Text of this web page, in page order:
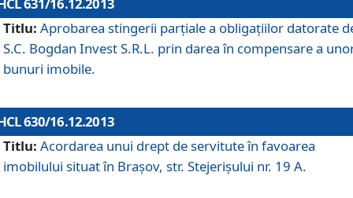
631/16.12.2013
Titlu: Aprobarea stingerii parţiale a obligaţiilor datorate
S.C. Bogdan Invest S.R.L. prin darea în compensare a
bunuri imobile.
630/16.12.2013
Titlu: Acordarea unui drept de servitute în favoarea
imobilului situat în Braşov, str. Stejerişului nr. 19 A.